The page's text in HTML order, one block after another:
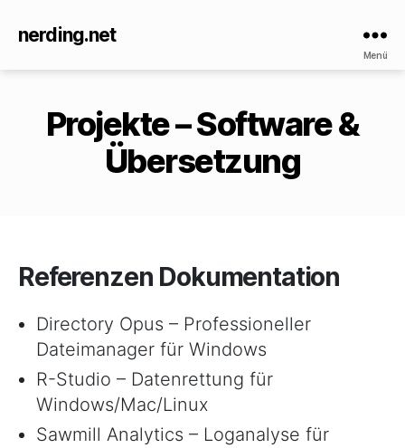
nerding.net
Menü
Projekte – Software &
Übersetzung
Referenzen Dokumentation
Directory Opus – Professioneller
Dateimanager für Windows
R-Studio – Datenrettung für
Windows/Mac/Linux
Sawmill Analytics – Loganalyse für